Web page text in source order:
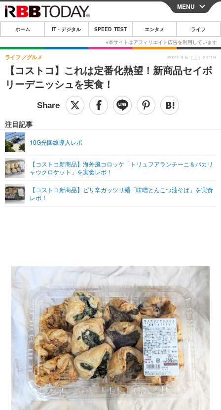
CLOSE
ホーム
IT・デジタル
IT・デジタルTOP スマートフォン
ショッピング その他
SPEED TEST
エンタメTOP 映画・ドラマ
グラビア
ショッピング その他
ライフTOP
その他
リリース一覧
プッシュ通知の停止方法
MENU
ホーム IT・デジタル SPEED TEST エンタメ ライフ
【コストコ】これは定番化熱望！新商品セイボ
リーデニッシュを実食！
ライフ グルメ
注目記事
10G光回線導入レポ
【コストコ新商品】海外風コロッケ「トリュフアランチーニ＆バカリ
ャウクロケット」を実食レポ！
【コストコ新商品】ピリ辛ガッツリ麺「味噌とんこつ油そば」を実食
レポ！
2024.4.6（土）21:19